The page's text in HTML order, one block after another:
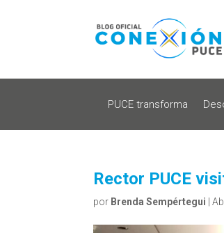
PUCE transforma
Rector PUCE
por Brenda Sempértegui |